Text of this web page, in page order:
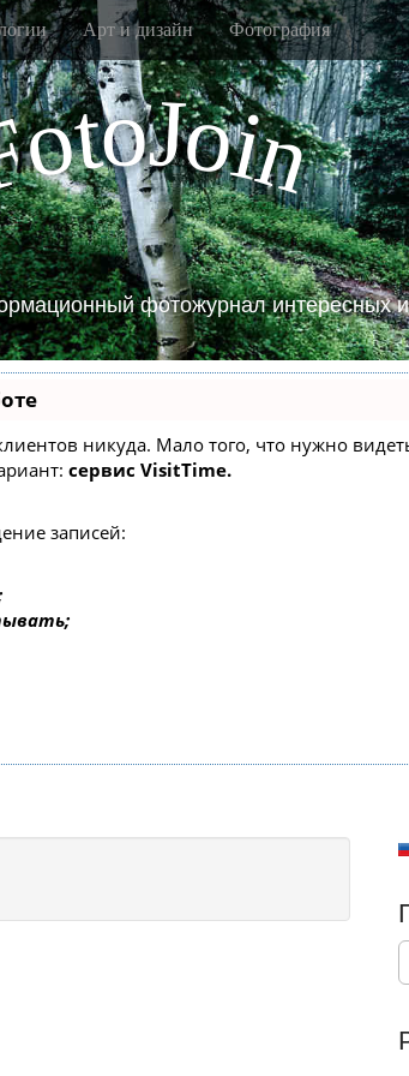
Арт и дизайн Фотография
otoJoin
фотожурнал интересных
никуда. Мало того, что нужно
сервис VisitTime.
записей:
S
e
c